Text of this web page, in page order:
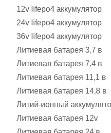
12v lifepo4 аккумулятор
24v lifepo4 аккумулятор
36v lifepo4 аккумулятор
Литиевая батарея 3,7 в
Литиевая батарея 7,4 в
Литиевая батарея 11,1 в
Литиевая батарея 14,8 в
Литий-ионный
Литиевая батарея 12v